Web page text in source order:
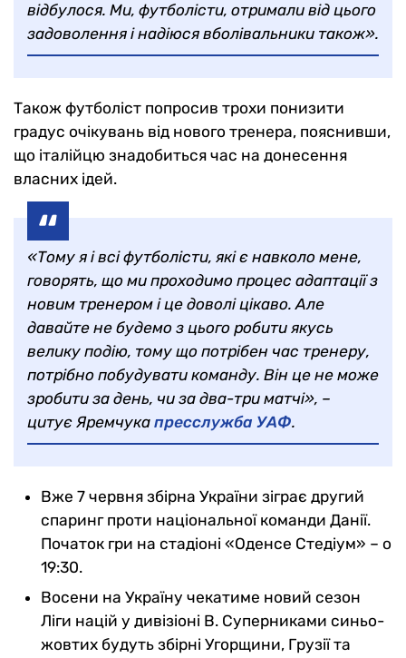
відбулося. Ми, футболісти, отримали від цього
задоволення і надіюся вболівальники також».
Також футболіст попросив трохи понизити
градус очікувань від нового тренера, пояснивши,
що італійцю знадобиться час на донесення
власних ідей.
«Тому я і всі футболісти, які є навколо мене,
говорять, що ми проходимо процес адаптації з
новим тренером і це доволі цікаво. Але
давайте не будемо з цього робити якусь
велику подію, тому що потрібен час тренеру,
потрібно побудувати команду. Він це не може
зробити за день, чи за два-три матчі», –
цитує Яремчука пресслужба УАФ.
Вже 7 червня збірна України зіграє другий
спаринг проти національної команди Данії.
Початок гри на стадіоні «Оденсе Стедіум» – о
19:30.
Восени на Україну чекатиме новий сезон
Ліги націй у дивізіоні В. Суперниками синьо-
жовтих будуть збірні Угорщини, Грузії та